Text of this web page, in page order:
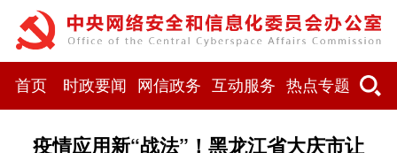
首页 时政要闻 网信政务 互动服务 热点专题
疫情应用新“战法”！黑龙江省大庆市让